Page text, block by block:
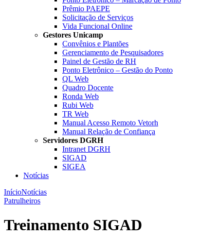
Prêmio PAEPE
Solicitação de Serviços
Vida Funcional Online
Gestores Unicamp
Convênios e Plantões
Gerenciamento de Pesquisadores
Painel de Gestão de RH
Ponto Eletrônico – Gestão do Ponto
QL Web
Quadro Docente
Ronda Web
Rubi Web
TR Web
Manual Acesso Remoto Vetorh
Manual Relação de Confiança
Servidores DGRH
Intranet DGRH
SIGAD
SIGEA
Notícias
InícioNotícias
Patrulheiros
Treinamento SIGAD